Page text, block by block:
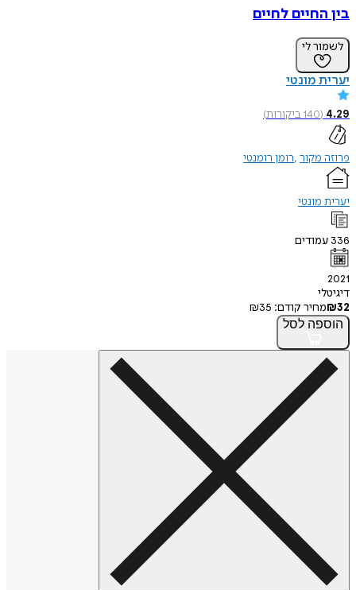
בין החיים לחיים
לשמור לי
יערית מונטי
4.29
(
140ביקורות)
פרוזה מקור רומן רומנטי
יערית מונטי
336 עמודים
2021
דיגיטלי
₪32 מחיר קודם: ₪35
הוספה לסל